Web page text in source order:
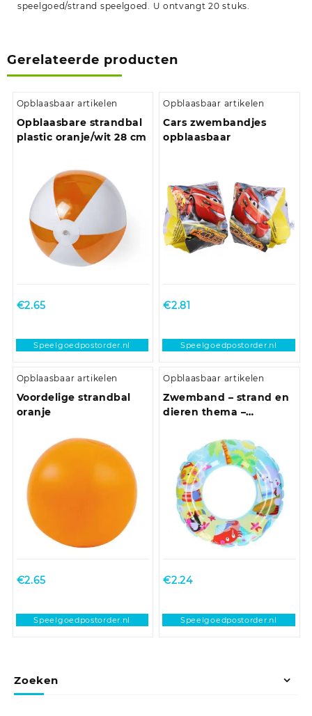
speelgoed/strand speelgoed. U ontvangt 20 stuks.
Gerelateerde producten
Opblaasbaar artikelen
Opblaasbare strandbal
plastic oranje/wit 28 cm
€2.65
Speelgoedpostorder.nl
Opblaasbaar artikelen
Cars zwembandjes
opblaasbaar
€2.81
Speelgoedpostorder.nl
Opblaasbaar artikelen
Voordelige strandbal
oranje
€2.65
Speelgoedpostorder.nl
Opblaasbaar artikelen
Zwemband – strand en
dieren thema –
blauw – vinyl
€2.24
Speelgoedpostorder.nl
Zoeken